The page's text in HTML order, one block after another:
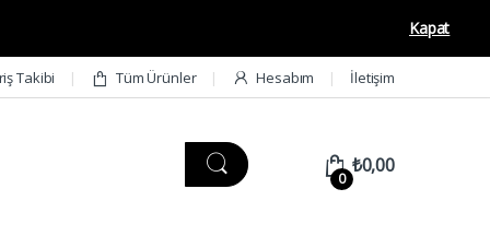
Kapat
Takibi Tüm Ürünler Hesabım İletişim
0
₺0,00